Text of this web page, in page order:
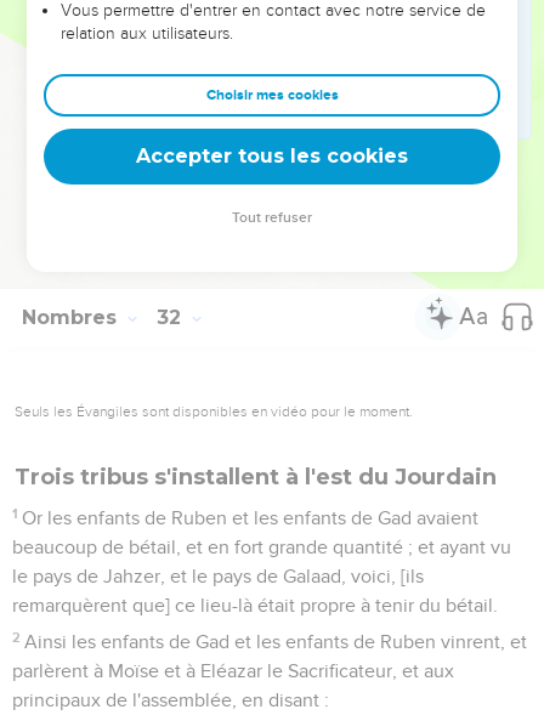
Et tout l'or de l'offrande élevée qui fut présenté à l'Eternel
de la part des chefs de milliers et des chefs de centaines,
[montait à] seize mille sept cent cinquante sicles.
[Or] les gens de guerre retinrent chacun pour soi ce qu'ils
avaient pillé.
Moïse donc et Eléazar le Sacrificateur prirent des chefs de
milliers et [des chefs] de centaines cet or-là, et l'apportèrent
Nombres 32
Seuls les Évangiles sont disponibles en vidéo pour le moment.
Trois tribus s'installent à l'est du Jourdain
1 Or les enfants de Ruben et les enfants de Gad avaient
beaucoup de bétail, et en fort grande quantité ; et ayant vu
le pays de Jahzer, et le pays de Galaad, voici, [ils
remarquèrent que] ce lieu-là était propre à tenir du bétail.
2 Ainsi les enfants de Gad et les enfants de Ruben vinrent, et
parlèrent à Moïse et à Eléazar le Sacrificateur, et aux
principaux de l'assemblée, en disant :
Vous permettre d'entrer en contact avec notre service de
relation aux utilisateurs.
Choisir mes cookies
Accepter tous les cookies
Tout refuser